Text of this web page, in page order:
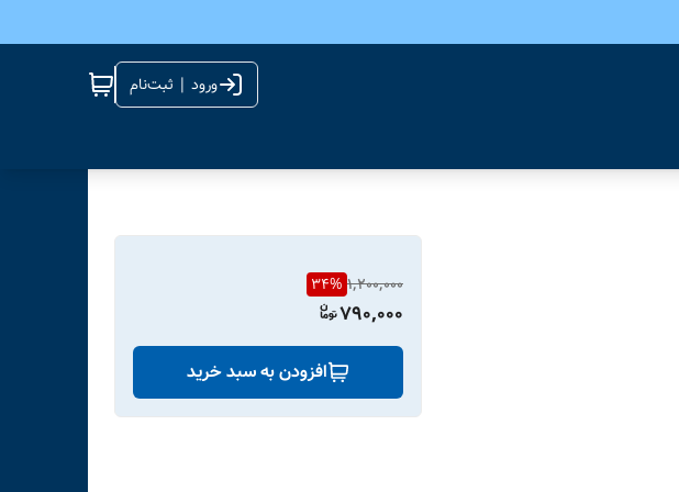
ورود | ثبت‌نام
1,200,000
34%
790,000
افزودن به سبد خرید